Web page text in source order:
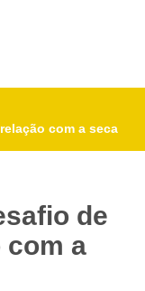
com a seca
de
com a